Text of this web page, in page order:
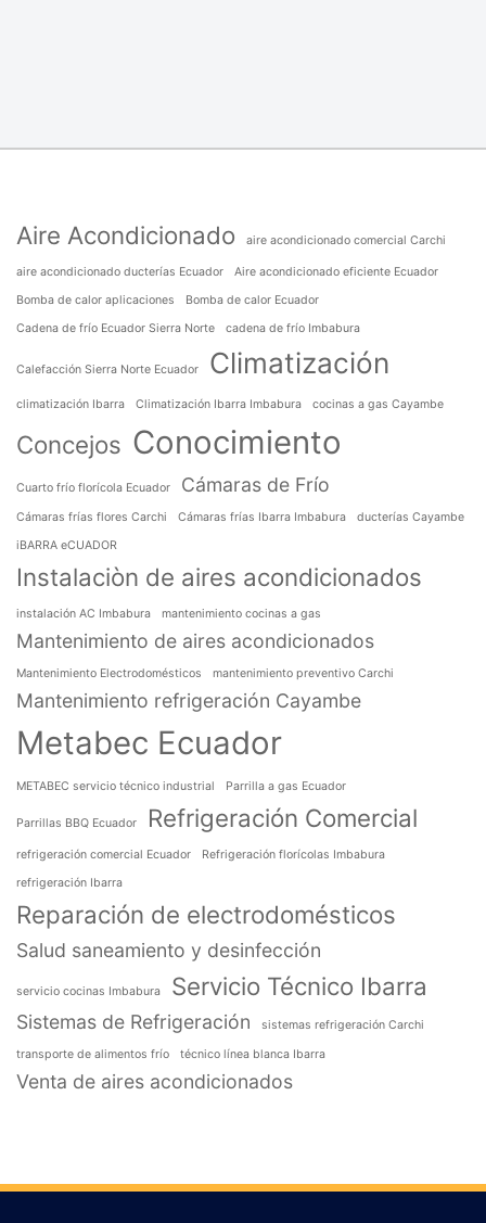
Aire Acondicionado aire acondicionado comercial Carchi
aire acondicionado ducterías Ecuador
Aire acondicionado eficiente Ecuador
Bomba de calor aplicaciones
Bomba de calor Ecuador
Cadena de frío Ecuador Sierra Norte
cadena de frío Imbabura
Calefacción Sierra Norte Ecuador Climatización
climatización Ibarra Climatización Ibarra Imbabura cocinas a gas Cayambe
Concejos Conocimiento
Cuarto frío florícola Ecuador Cámaras de Frío
Cámaras frías flores Carchi Cámaras frías Ibarra Imbabura
ducterías Cayambe
iBARRA eCUADOR
Instalaciòn de aires acondicionados
instalación AC Imbabura mantenimiento cocinas a gas
Mantenimiento de aires acondicionados
Mantenimiento Electrodomésticos mantenimiento preventivo Carchi
Mantenimiento refrigeración Cayambe
Metabec Ecuador
METABEC servicio técnico industrial Parrilla a gas Ecuador
Parrillas BBQ Ecuador Refrigeración Comercial
refrigeración comercial Ecuador
Refrigeración florícolas Imbabura
refrigeración Ibarra
Reparación de electrodomésticos
Salud saneamiento y desinfección
servicio cocinas Imbabura Servicio Técnico Ibarra
Sistemas de Refrigeración sistemas refrigeración Carchi
transporte de alimentos frío técnico línea blanca Ibarra
Venta de aires acondicionados